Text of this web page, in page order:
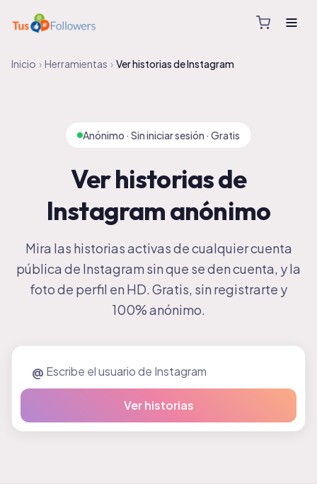
Inicio › Herramientas › Ver historias de Instagram
Anónimo · Sin iniciar sesión · Gratis
Ver historias de
Instagram anónimo
Mira las historias activas de cualquier cuenta
pública de Instagram sin que se den cuenta, y la
foto de perfil en HD. Gratis, sin registrarte y
100% anónimo.
@
Ver historias